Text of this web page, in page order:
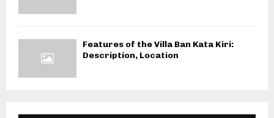
Features of the Villa Ban Kata Kiri:
Description, Location